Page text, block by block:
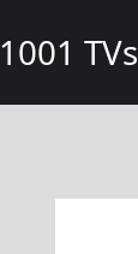
1001 TVs